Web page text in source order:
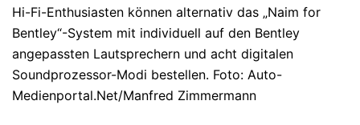
Hi-Fi-Enthusiasten können alternativ das „Naim for
Bentley“-System mit individuell auf den Bentley
angepassten Lautsprechern und acht digitalen
Soundprozessor-Modi bestellen. Foto: Auto-
Medienportal.Net/Manfred Zimmermann